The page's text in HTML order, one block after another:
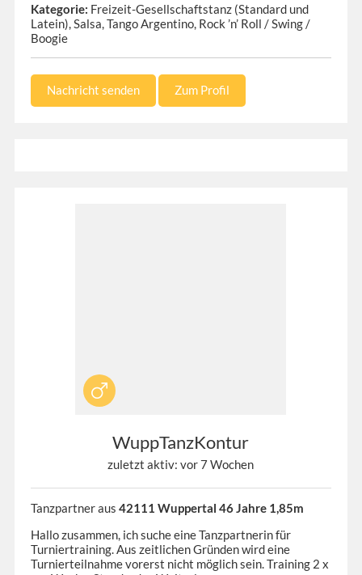
Kategorie: Freizeit-Gesellschaftstanz (Standard und
Latein), Salsa, Tango Argentino, Rock ’n’ Roll / Swing /
Boogie
Nachricht senden Zum Profil
WuppTanzKontur
zuletzt aktiv: vor 7 Wochen
Tanzpartner aus 42111 Wuppertal 46 Jahre 1,85m
Hallo zusammen, ich suche eine Tanzpartnerin für
Turniertraining. Aus zeitlichen Gründen wird eine
Turnierteilnahme vorerst nicht möglich sein. Training 2 x